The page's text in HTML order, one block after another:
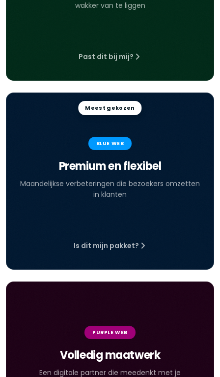
wakker van te liggen
Past dit bij mij?
Meest gekozen
BLUE WEB
Premium en flexibel
Maandelijkse verbeteringen die bezoekers omzetten
in klanten
Is dit mijn pakket?
PURPLE WEB
Volledig maatwerk
Een digitale partner die meedenkt met je